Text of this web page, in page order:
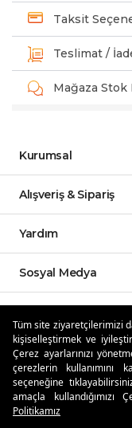
Tüm site ziyaretçilerimizi
kişiselleştirmek ve
Çerez ayarlarınızı
çerezlerin
seçeneğine
amaçla kullandığımızı
Politikamız
Taksit
Teslimat /
Mağaza Stok
Kurumsal
Alışveriş & Sipariş
Yardım
Sosyal Medya
Özdilekteyim'de
Güvenli Alışveriş